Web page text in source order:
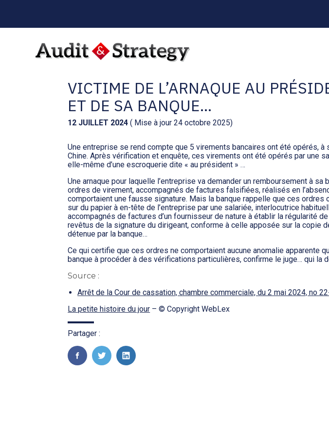
sub-
header
Aller
VICTIME DE L’ARNAQUE AU
ET DE SA BANQUE…
12 JUILLET 2024 ( Mise à jour 24 octobre 2025)
Une entreprise se rend compte que 5 virements bancaires ont été opérés, à
Chine. Après vérification et enquête, ces virements ont été opérés par une
elle-même d’une escroquerie dite « au président » …
Une arnaque pour laquelle l’entreprise va demander un remboursement à sa
ordres de virement, accompagnés de factures falsifiées, réalisés en
comportaient une fausse signature. Mais la banque rappelle que ces ordres
sur du papier à en-tête de l’entreprise par une salariée, interlocutrice
accompagnés de factures d’un fournisseur de nature à établir la régularité de
revêtus de la signature du dirigeant, conforme à celle apposée sur la copie
détenue par la banque…
Ce qui certifie que ces ordres ne comportaient aucune anomalie apparente
banque à procéder à des vérifications particulières, confirme le juge… qui la
Source :
Arrêt de la Cour de cassation, chambre commerciale, du 2 mai 2024, no
La petite histoire du jour – © Copyright WebLex
Partager :
FaceBook
TwitterLinkedIn